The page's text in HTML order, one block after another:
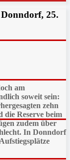
25.
am
soweit sein:
zehn
Reserve beim
zudem über
In Donndorf